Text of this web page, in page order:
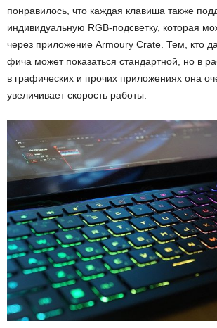
понравилось, что каждая клавиша также
индивидуальную RGB-подсветку, которая
через приложение Armoury Crate. Тем, кто
фича может показаться стандартной, но в
в графических и прочих приложениях она
увеличивает скорость работы.